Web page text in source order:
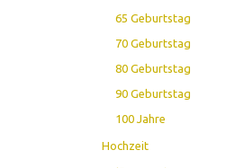
65 Geburtstag
70 Geburtstag
80 Geburtstag
90 Geburtstag
100 Jahre
Hochzeit